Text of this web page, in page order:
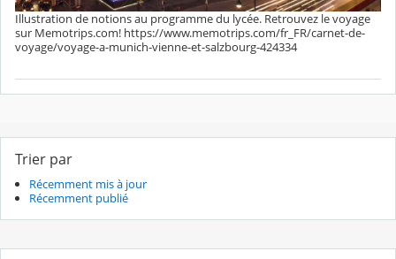
Illustration de notions au programme du lycée. Retrouvez le voyage
sur Memotrips.com! https://www.memotrips.com/fr_FR/carnet-de-
voyage/voyage-a-munich-vienne-et-salzbourg-424334
Trier par
Récemment mis à jour
Récemment publié